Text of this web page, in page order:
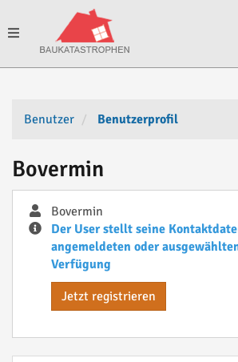
Toggle
Benutzer
Benutzerprofil
Bovermin
Bovermin
Der User stellt seine
angemeldeten oder
Verfügung
Jetzt registrieren